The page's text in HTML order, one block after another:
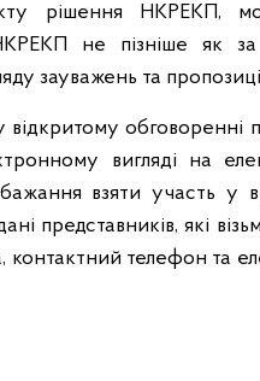
рішення НКРЕКП,
не пізніше як
зауважень та
відкритому
вигляді на
взяти участь у
представників, які
контактний телефон та